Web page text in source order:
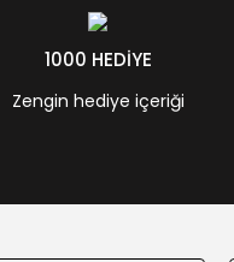
1000 HEDİYE
Zengin hediye içeriği